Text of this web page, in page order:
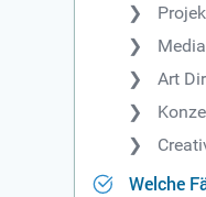
Art
Welche